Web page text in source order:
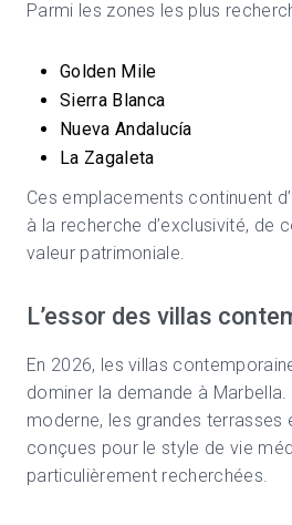
Parmi les zones les plus
Golden Mile
Sierra Blanca
Nueva Andalucía
La Zagaleta
Ces emplacements continuent
à la recherche d’exclusivité, de
valeur patrimoniale.
L’essor des villas
En 2026, les villas
dominer la demande à Marbella.
moderne, les grandes terrasses
conçues pour le style de vie
particulièrement recherchées.